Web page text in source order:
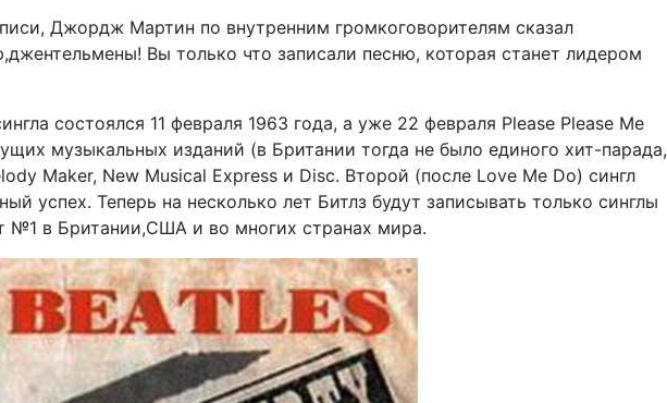
Джордж Мартин по внутренним громкоговорителям сказал
Вы только что записали песню, которая станет лидером
состоялся 11 февраля 1963 года, а уже 22 февраля Please Please Me
музыкальных изданий (в Британии тогда не было единого хит-парада,
Maker, New Musical Express и Disc. Второй (после Love Me Do) cингл
успех. Теперь на несколько лет Битлз будут записывать только синглы
№1 в Британии,США и во многих странах мира.